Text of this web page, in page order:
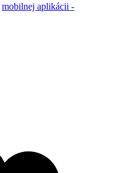
mobilnej aplikácii -